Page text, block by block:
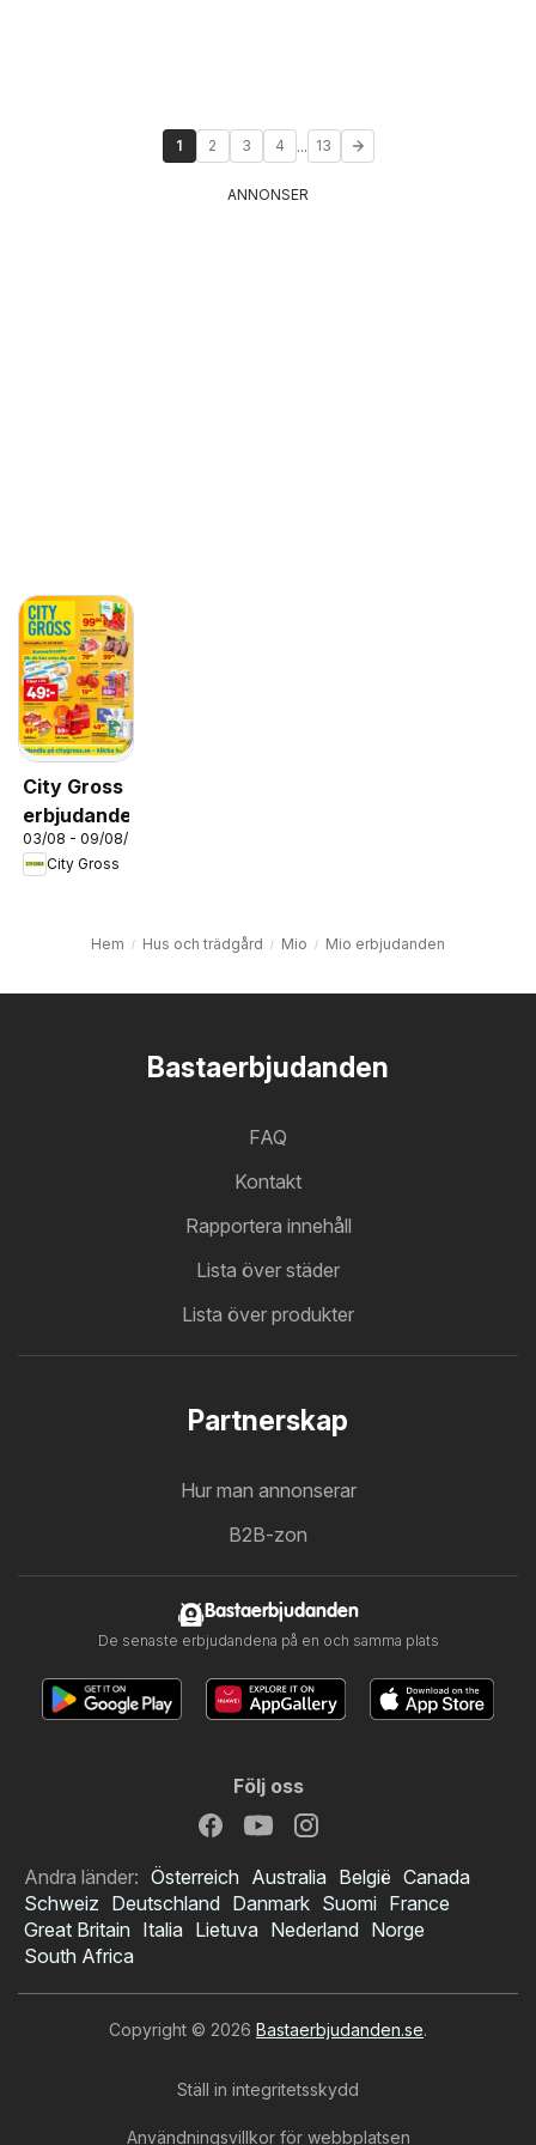
1 2 3 4 ... 13
ANNONSER
City Gross
erbjudanden
03/08 - 09/08/2026
City Gross
Hem Hus och trädgård Mio Mio erbjudanden
Bastaerbjudanden
FAQ
Kontakt
Rapportera innehåll
Lista över städer
Lista över produkter
Partnerskap
Hur man annonserar
B2B-zon
Bastaerbjudanden
De senaste erbjudandena på en och samma plats
Följ oss
Andra länder: Österreich Australia België Canada
Schweiz Deutschland Danmark Suomi France
Great Britain Italia Lietuva Nederland Norge
South Africa
Copyright © 2026 Bastaerbjudanden.se.
Ställ in integritetsskydd
Användningsvillkor för webbplatsen